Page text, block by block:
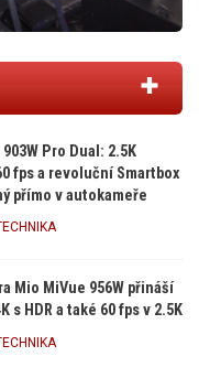
Pro Dual: 2.5K
fps a revoluční Smartbox
přímo v autokameře
Mio MiVue 956W přináší
s HDR a také 60 fps v 2.5K